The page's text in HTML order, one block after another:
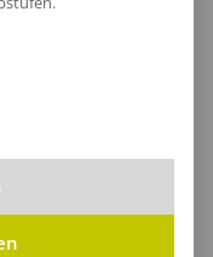
Schirm für
eine
für die eine